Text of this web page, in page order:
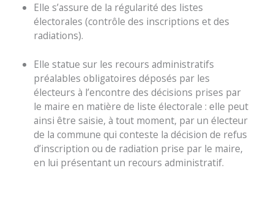
Elle s’assure de la régularité des listes
électorales (contrôle des inscriptions et des
radiations).
Elle statue sur les recours administratifs
préalables obligatoires déposés par les
électeurs à l’encontre des décisions prises par
le maire en matière de liste électorale : elle peut
ainsi être saisie, à tout moment, par un électeur
de la commune qui conteste la décision de refus
d’inscription ou de radiation prise par le maire,
en lui présentant un recours administratif.